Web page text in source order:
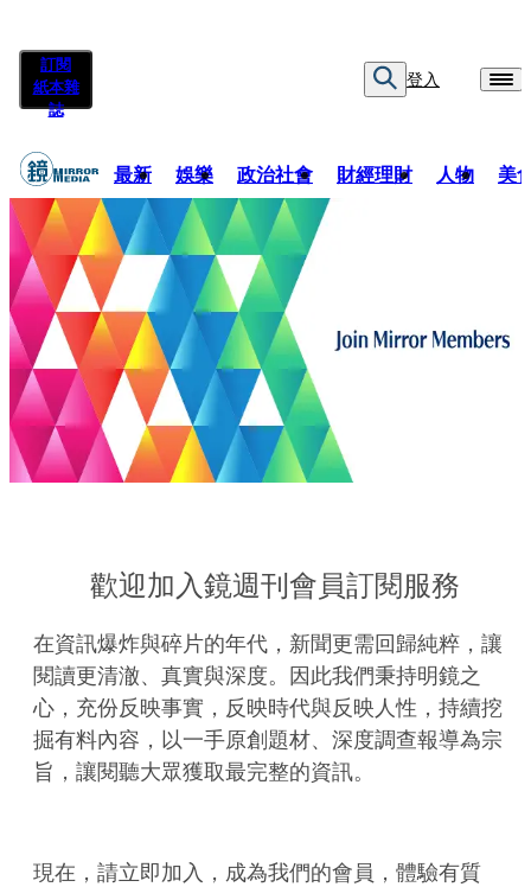
訂閱
紙本雜
誌
登入
最新 娛樂 政治社會 財經理財 人物 美
歡迎加入鏡週刊會員訂閱服務
在資訊爆炸與碎片的年代，新聞更需回歸純粹，讓
閱讀更清澈、真實與深度。因此我們秉持明鏡之
心，充份反映事實，反映時代與反映人性，持續挖
掘有料內容，以一手原創題材、深度調查報導為宗
旨，讓閱聽大眾獲取最完整的資訊。
現在，請立即加入，成為我們的會員，體驗有質